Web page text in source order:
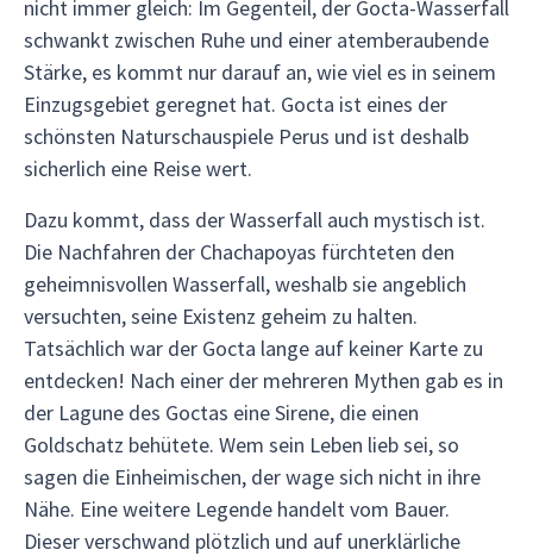
nicht immer gleich: Im Gegenteil, der Gocta-Wasserfall
schwankt zwischen Ruhe und einer atemberaubende
Stärke, es kommt nur darauf an, wie viel es in seinem
Einzugsgebiet geregnet hat. Gocta ist eines der
schönsten Naturschauspiele Perus und ist deshalb
sicherlich eine Reise wert.
Dazu kommt, dass der Wasserfall auch mystisch ist.
Die Nachfahren der Chachapoyas fürchteten den
geheimnisvollen Wasserfall, weshalb sie angeblich
versuchten, seine Existenz geheim zu halten.
Tatsächlich war der Gocta lange auf keiner Karte zu
entdecken! Nach einer der mehreren Mythen gab es in
der Lagune des Goctas eine Sirene, die einen
Goldschatz behütete. Wem sein Leben lieb sei, so
sagen die Einheimischen, der wage sich nicht in ihre
Nähe. Eine weitere Legende handelt vom Bauer.
Dieser verschwand plötzlich und auf unerklärliche